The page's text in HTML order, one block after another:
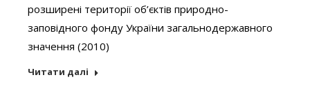
розширені території об’єктів природно-
заповідного фонду України загальнодержавного
значення (2010)
Читати далі